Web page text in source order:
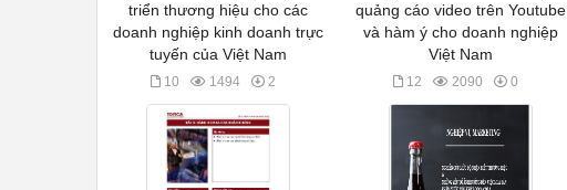
triển thương hiệu cho các
doanh nghiệp kinh doanh trực
tuyến của Việt Nam
10 1494 2
quảng cáo video trên Youtube
và hàm ý cho doanh nghiệp
Việt Nam
12 2090 0